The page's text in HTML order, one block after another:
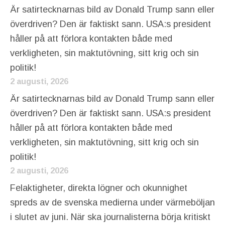
Är satirtecknarnas bild av Donald Trump sann eller
överdriven? Den är faktiskt sann. USA:s president
håller på att förlora kontakten både med
verkligheten, sin maktutövning, sitt krig och sin
politik!
2 augusti, 2026
Är satirtecknarnas bild av Donald Trump sann eller
överdriven? Den är faktiskt sann. USA:s president
håller på att förlora kontakten både med
verkligheten, sin maktutövning, sitt krig och sin
politik!
2 augusti, 2026
Felaktigheter, direkta lögner och okunnighet
spreds av de svenska medierna under värmeböljan
i slutet av juni. När ska journalisterna börja kritiskt